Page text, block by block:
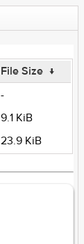
File Size ↓
-
9.1 KiB
23.9 KiB